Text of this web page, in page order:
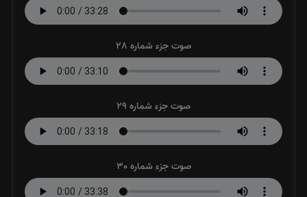
صوت جزء شماره 28
صوت جزء شماره 29
صوت جزء شماره 30